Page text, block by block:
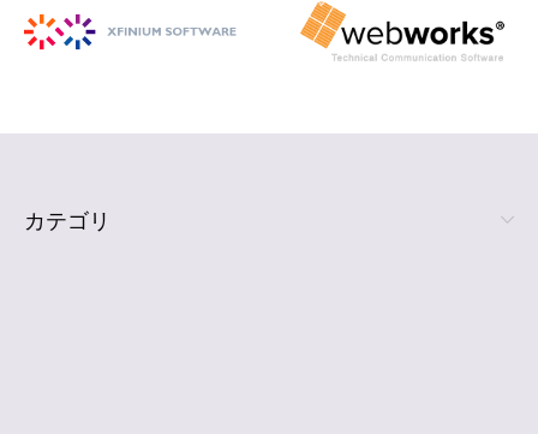
PowerPoint から HTML5 形式の e ラ
ーニング コンテンツを作成
カテゴリ